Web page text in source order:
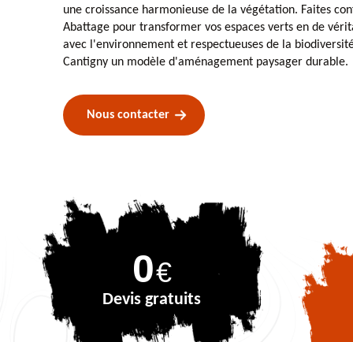
une croissance harmonieuse de la végétation. Faites
Abattage pour transformer vos espaces verts en de
avec l'environnement et respectueuses de la
Cantigny un modèle d'aménagement paysager durable.
Nous contacter
0€
Devis gratuits